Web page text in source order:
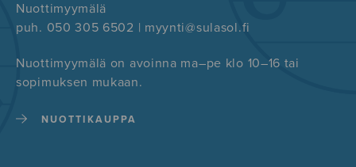
Nuottimyymälä
puh. 050 305 6502 | myynti@sulasol.fi
Nuottimyymälä on avoinna ma–pe klo 10–16 tai
sopimuksen mukaan.
NUOTTIKAUPPA